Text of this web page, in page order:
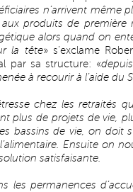
n’arrivent même
produits de
alors quand on
la tête» s’exclame
par sa structure: «
à recourir à l’aide du
chez les retraités
plus de projets de vie,
bassins de vie, on doit
Ensuite on
satisfaisante.
les permanences